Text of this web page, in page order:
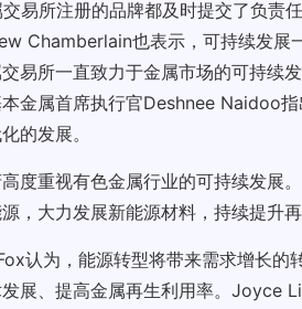
易所注册的品牌都及时提交了负责
Chamberlain也表示，可持续发展
易所一直致力于金属市场的可持
金属首席执行官Deshnee Naidoo
的发展。
度重视有色金属行业的可持续发展
，大力发展新能源材料，持续提升
认为，能源转型将带来需求增长
展、提高金属再生利用率。Joyce